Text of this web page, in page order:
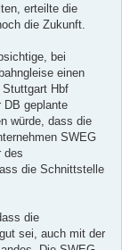
erteilte die
die Zukunft.
bei
einen
Hbf
DB geplante
würde, dass die
SWEG
des
die Schnittstelle
die
sei, auch mit der